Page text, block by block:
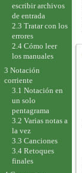
escribir archivos
de entrada
2.3 Tratar con los
errores
2.4 Cómo leer
los manuales
3 Notación
corriente
3.1 Notación en
un solo
pentagrama
3.2 Varias notas a
la vez
3.3 Canciones
3.4 Retoques
finales